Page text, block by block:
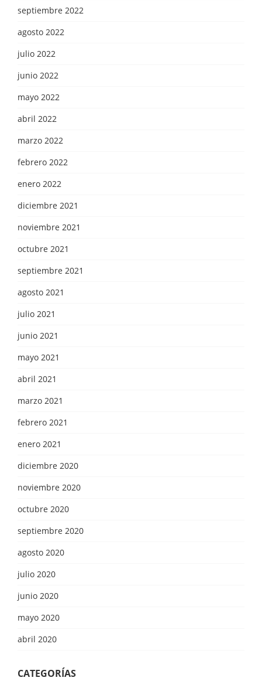
septiembre 2022
agosto 2022
julio 2022
junio 2022
mayo 2022
abril 2022
marzo 2022
febrero 2022
enero 2022
diciembre 2021
noviembre 2021
octubre 2021
septiembre 2021
agosto 2021
julio 2021
junio 2021
mayo 2021
abril 2021
marzo 2021
febrero 2021
enero 2021
diciembre 2020
noviembre 2020
octubre 2020
septiembre 2020
agosto 2020
julio 2020
junio 2020
mayo 2020
abril 2020
CATEGORÍAS